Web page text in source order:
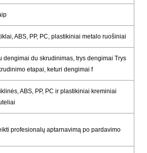
ABS, PP, PC, plastikiniai metalo ruošiniai
dengimai du skrudinimas, trys dengimai Trys
etapai, keturi dengimai f
ABS, PP, PC ir plastikiniai kreminiai
profesionalų aptarnavimą po pardavimo